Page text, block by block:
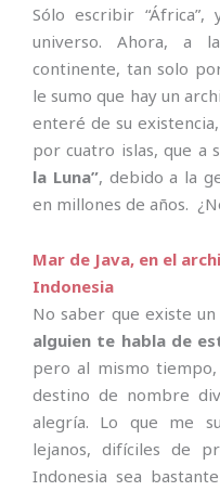
Sólo escribir
universo. Ahora, a
continente, tan solo
le sumo que hay un
enteré de su
por cuatro islas, que a
la Luna”, debido a la
en millones de años.
Mar de Java, en el
Indonesia
No saber que existe
alguien te habla de
pero al mismo
destino de nombre
alegría. Lo que me
lejanos, difíciles de
Indonesia sea